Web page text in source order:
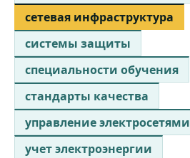
сетевая инфраструктура
системы защиты
специальности обучения
стандарты качества
управление электросетями
учет электроэнергии